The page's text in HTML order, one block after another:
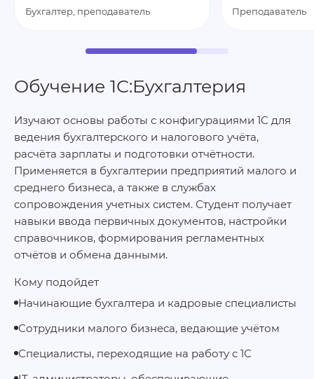
Бухгалтер, преподаватель Преподаватель
Обучение 1С:Бухгалтерия
Изучают основы работы с конфигурациями 1С для
ведения бухгалтерского и налогового учёта,
расчёта зарплаты и подготовки отчётности.
Применяется в бухгалтерии предприятий малого и
среднего бизнеса, а также в службах
сопровождения учетных систем. Студент получает
навыки ввода первичных документов, настройки
справочников, формирования регламентных
отчётов и обмена данными.
Кому подойдет
Начинающие бухгалтера и кадровые специалисты
Сотрудники малого бизнеса, ведающие учётом
Специалисты, переходящие на работу с 1С